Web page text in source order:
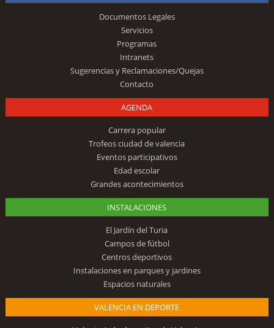
Documentos Legales
Servicios
Programas
Intranets
Sugerencias y Reclamaciones/Quejas
Contacto
AGENDA
Carrera popular
Trofeos ciudad de valencia
Eventos participativos
Edad escolar
Grandes acontecimientos
INSTALACIONES
El Jardín del Turia
Campos de fútbol
Centros deportivos
Instalaciones en parques y jardines
Espacios naturales
VALENCIA EN DEPORTE